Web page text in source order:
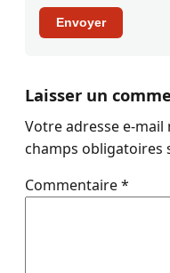
Envoyer
Laisser un
Votre adresse e-mail
champs obligatoires
Commentaire*